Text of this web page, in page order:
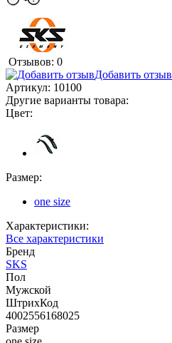
Отзывов: 0
Добавить отзыв
Артикул: 10100
Другие варианты товара:
Цвет:
Размер:
one size
Характеристики:
Все характеристики
Бренд
SKS
Пол
Мужской
ШтрихКод
4002556168025
Размер